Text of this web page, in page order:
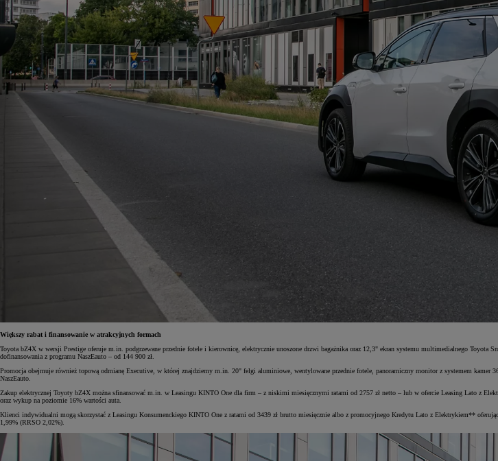
Większy rabat i finansowanie w atrakcyjnych formach
Toyota bZ4X w wersji Prestige oferuje m.in. podgrzewane przednie fotele i kierownicę, elektrycznie unoszone drzwi bagażnika oraz 12,3" ekran systemu multimedialnego
dofinansowania z programu NaszEauto – od 144 900 zł.
Promocja obejmuje również topową odmianę Executive, w której znajdziemy m.in. 20" felgi aluminiowe, wentylowane przednie fotele, panoramiczny monitor z systemem kamer
NaszEauto.
Zakup elektrycznej Toyoty bZ4X można sfinansować m.in. w Leasingu KINTO One dla firm – z niskimi miesięcznymi ratami od 2757 zł netto – lub w ofercie Leasing Lato z
oraz wykup na poziomie 16% wartości auta.
Klienci indywidualni mogą skorzystać z Leasingu Konsumenckiego KINTO One z ratami od 3439 zł brutto miesięcznie albo z promocyjnego Kredytu Lato z Elektrykiem**
1,99% (RRSO 2,02%).